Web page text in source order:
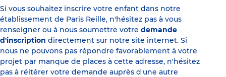
Si vous souhaitez inscrire votre enfant dans notre
établissement de Paris Reille, n'hésitez pas à vous
renseigner ou à nous soumettre votre demande
d'inscription directement sur notre site internet. Si
nous ne pouvons pas répondre favorablement à votre
projet par manque de places à cette adresse, n'hésitez
pas à réitérer votre demande auprès d'une autre